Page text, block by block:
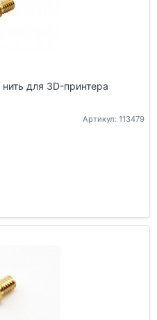
для 3D-принтера
Артикул: 113479